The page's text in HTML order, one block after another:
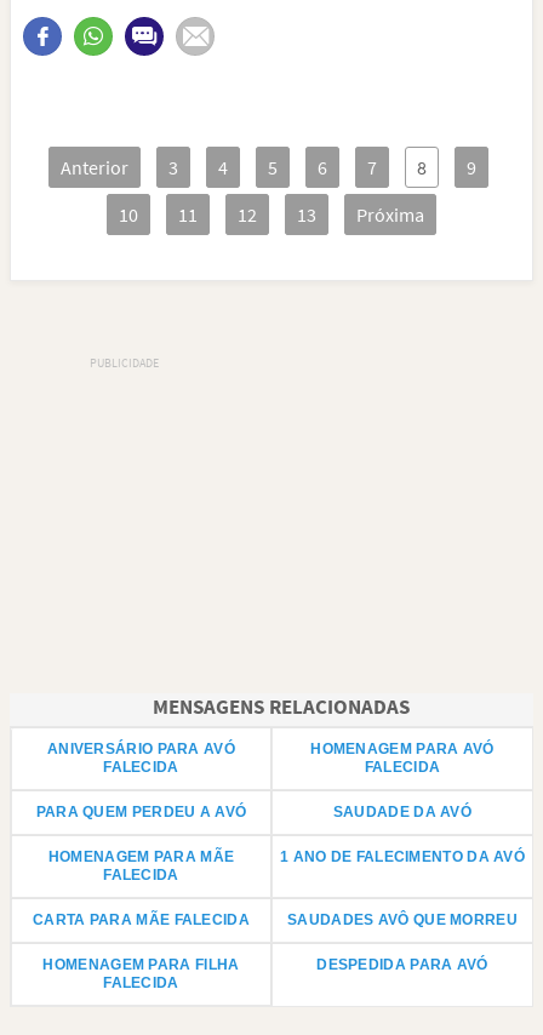
Anterior 3 4 5 6 7 8
9
10
11 12 13 Próxima
MENSAGENS RELACIONADAS
ANIVERSÁRIO PARA AVÓ
FALECIDA
HOMENAGEM PARA AVÓ
FALECIDA
PARA QUEM PERDEU A AVÓ SAUDADE DA AVÓ
HOMENAGEM PARA MÃE
FALECIDA
1 ANO DE FALECIMENTO DA AVÓ
CARTA PARA MÃE FALECIDA SAUDADES AVÔ QUE MORREU
HOMENAGEM PARA FILHA
FALECIDA
DESPEDIDA PARA AVÓ